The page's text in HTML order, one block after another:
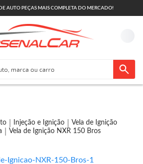
AUTO PEÇAS MAIS COMPLETA DO MERCADO!
Injeção e Ignição
Vela de Ignição
Vela de Ignição NXR 150 Bros